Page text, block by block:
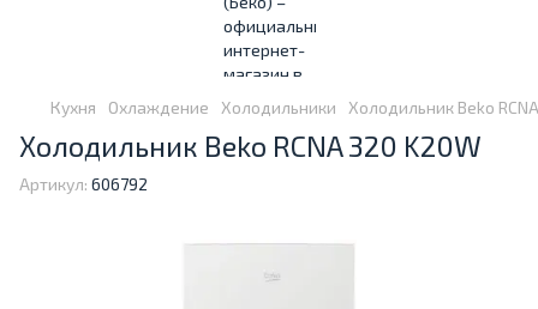
Кухня Охлаждение Холодильники Холодильник Beko
Холодильник Beko RCNA 320 K20W
Артикул: 606792